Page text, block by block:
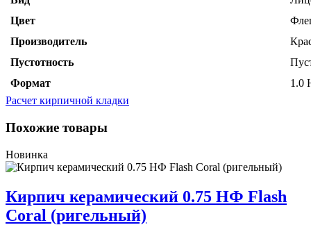
Цвет
Производитель
Пустотность
Формат
1.0
Расчет кирпичной кладки
Похожие товары
Новинка
Кирпич керамический 0.75 НФ Flash
Coral (ригельный)